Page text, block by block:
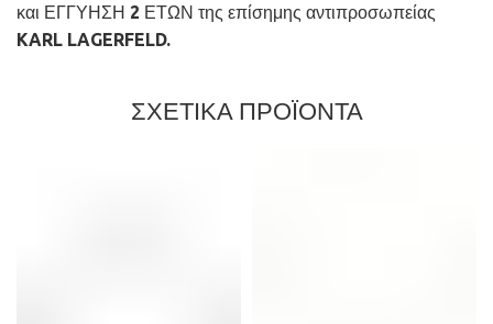
και ΕΓΓΥΗΣΗ 2 ΕΤΩΝ της επίσημης αντιπροσωπείας
KARL LAGERFELD.
ΣΧΕΤΙΚΑ ΠΡΟΪΟΝΤΑ